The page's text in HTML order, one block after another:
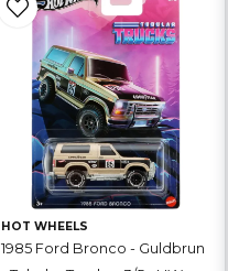
HOT WHEELS
1985 Ford Bronco - Guldbrun